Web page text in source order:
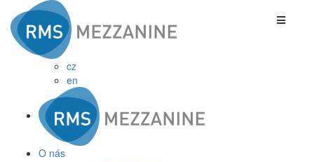
cz
en
O nás